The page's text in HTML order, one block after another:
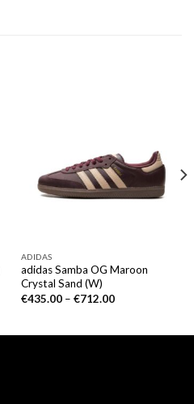
ADIDAS
adidas Samba OG Maroon
Crystal Sand (W)
€435.00– €712.00